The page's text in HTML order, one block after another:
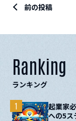
前の投稿
Ranking
ランキング
起業家
への5ス
1